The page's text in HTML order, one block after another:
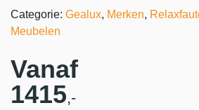
Categorie: Gealux, Merken,
Meubelen
Vanaf
1415,-